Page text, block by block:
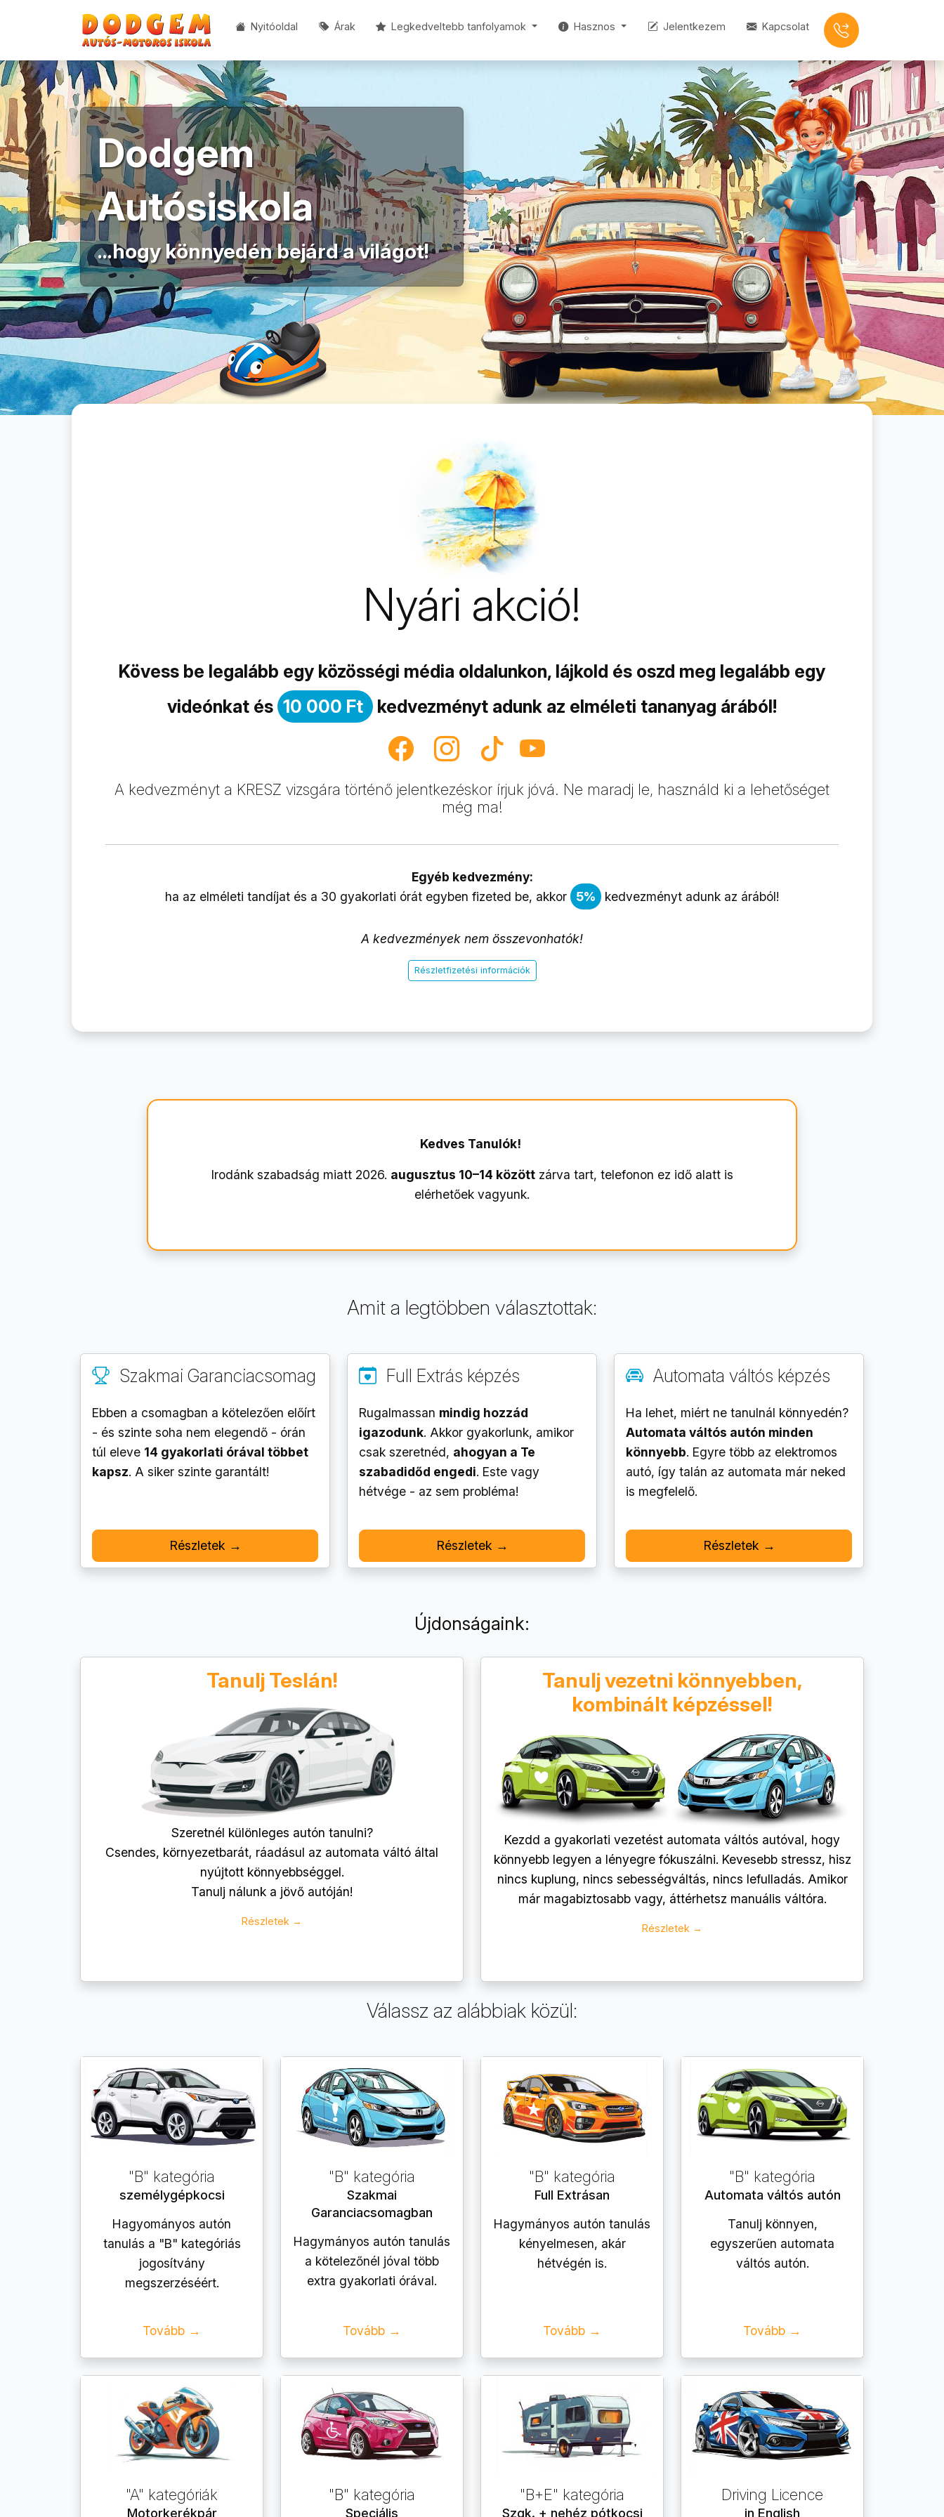
Nyitóoldal Árak Legkedveltebbtanfolyamok Hasznos Jelentkezem Kapcsolat
Dodgem
Autósiskola
...hogy könnyedén bejárd a világot!
Nyári akció!
Kövess be legalább egy közösségi média oldalunkon, lájkold és oszd meg legalább egy
videónkat és 10 000 Ft kedvezményt adunk az elméleti tananyag árából!
A kedvezményt a KRESZ vizsgára történő jelentkezéskor írjuk jóvá. Ne maradj le, használd ki a lehetőséget
még ma!
Egyéb kedvezmény:
ha az elméleti tandíjat és a 30 gyakorlati órát egyben fizeted be, akkor
5% kedvezményt adunk az árából!
A kedvezmények nem összevonhatók!
Részletfizetési információk
Kedves Tanulók!
Irodánk szabadság miatt 2026. augusztus 10–14 közöttzárva tart, telefonon ez idő alatt is
elérhetőek vagyunk.
Amit a legtöbben választottak:
Szakmai Garanciacsomag
Ebben a csomagban a kötelezően előírt
- és szinte soha nem elegendő - órán
túl eleve 14 gyakorlati órával többet
kapsz. A siker szinte garantált!
Részletek →
Full Extrás képzés
Rugalmassan mindig hozzád
igazodunk. Akkor gyakorlunk, amikor
csak szeretnéd, ahogyan a Te
szabadidőd engedi. Este vagy
hétvége - az sem probléma!
Részletek →
Automata váltós képzés
Ha lehet, miért ne tanulnál könnyedén?
Automata váltós autón minden
könnyebb. Egyre több az elektromos
autó, így talán az automata már neked
is megfelelő.
Részletek →
Újdonságaink:
Tanulj Teslán!
Szeretnél különleges autón tanulni?
Csendes, környezetbarát, ráadásul az automata váltó által
nyújtott könnyebbséggel.
Tanulj nálunk a jövő autóján!
Részletek →
Tanulj vezetni könnyebben,
kombinált képzéssel!
Kezdd a gyakorlati vezetést automata váltós autóval, hogy
könnyebb legyen a lényegre fókuszálni. Kevesebb stressz, hisz
nincs kuplung, nincs sebességváltás, nincs lefulladás. Amikor
már magabiztosabb vagy, áttérhetsz manuális váltóra.
Részletek →
Válassz az alábbiak közül:
"B" kategória
személygépkocsi
Hagyományos autón
tanulás a "B" kategóriás
jogosítvány
megszerzéséért.
Tovább →
"B" kategória
Szakmai
Garanciacsomagban
Hagymányos autón tanulás
a kötelezőnél jóval több
extra gyakorlati órával.
Tovább →
"B" kategória
Full Extrásan
Hagymányos autón tanulás
kényelmesen, akár
hétvégén is.
Tovább →
"B" kategória
Automata váltós autón
Tanulj könnyen,
egyszerűen automata
váltós autón.
Tovább →
"A" kategóriák
Motorkerékpár
"B" kategória
Speciális
"B+E" kategória
Szgk. + nehéz pótkocsi
Driving Licence
in English